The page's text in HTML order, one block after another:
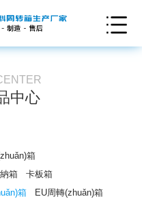
中心
箱
箱
卡板箱
箱
EU周轉(zhuǎn)箱